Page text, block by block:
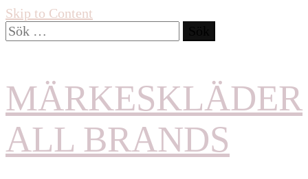
Skip to Content
Sök
efter:
MÄRKESKLÄDER
ALL BRANDS